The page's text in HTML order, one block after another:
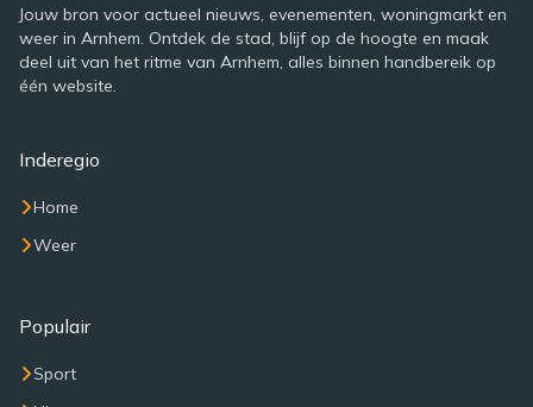
Jouw bron voor actueel nieuws, evenementen, woningmarkt en
weer in Arnhem. Ontdek de stad, blijf op de hoogte en maak
deel uit van het ritme van Arnhem, alles binnen handbereik op
één website.
Inderegio
Home
Weer
Populair
Sport